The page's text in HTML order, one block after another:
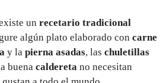
un recetario tradicional
algún plato elaborado con carne
y la pierna asadas, las chuletillas
buena caldereta no necesitan